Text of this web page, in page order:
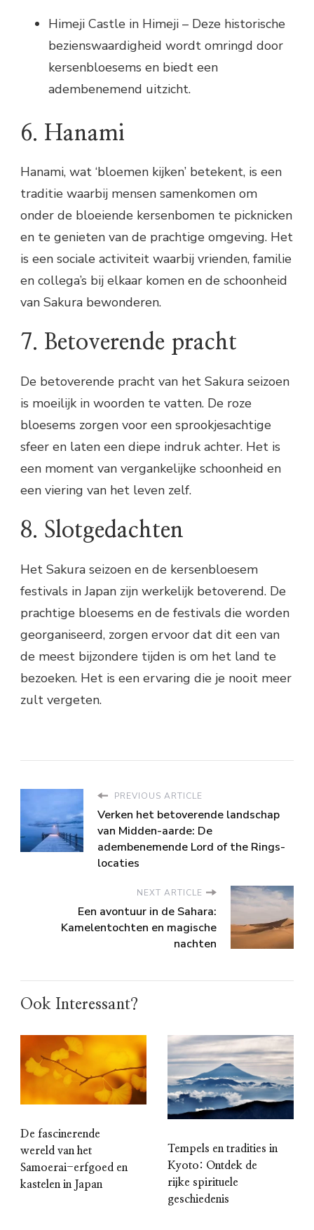
Himeji Castle in Himeji – Deze historische
bezienswaardigheid wordt omringd door
kersenbloesems en biedt een
adembenemend uitzicht.
6. Hanami
Hanami, wat ‘bloemen kijken’ betekent, is een
traditie waarbij mensen samenkomen om
onder de bloeiende kersenbomen te picknicken
en te genieten van de prachtige omgeving. Het
is een sociale activiteit waarbij vrienden, familie
en collega’s bij elkaar komen en de schoonheid
van Sakura bewonderen.
7. Betoverende pracht
De betoverende pracht van het Sakura seizoen
is moeilijk in woorden te vatten. De roze
bloesems zorgen voor een sprookjesachtige
sfeer en laten een diepe indruk achter. Het is
een moment van vergankelijke schoonheid en
een viering van het leven zelf.
8. Slotgedachten
Het Sakura seizoen en de kersenbloesem
festivals in Japan zijn werkelijk betoverend. De
prachtige bloesems en de festivals die worden
georganiseerd, zorgen ervoor dat dit een van
de meest bijzondere tijden is om het land te
bezoeken. Het is een ervaring die je nooit meer
zult vergeten.
PREVIOUS ARTICLE
Verken het betoverende landschap
van Midden-aarde: De
adembenemende Lord of the Rings-
locaties
NEXT ARTICLE
Een avontuur in de Sahara:
Kamelentochten en magische
nachten
Ook Interessant?
De fascinerende
wereld van het
Samoerai-erfgoed en
kastelen in Japan
Tempels en tradities in
Kyoto: Ontdek de
rijke spirituele
geschiedenis